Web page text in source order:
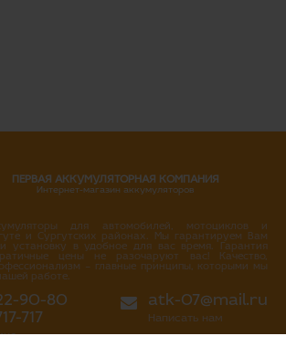
ПЕРВАЯ АККУМУЛЯТОРНАЯ КОМПАНИЯ
Интернет-магазин аккумуляторов
для автомобилей, мотоциклов и
и Сургутских районах. Мы гарантируем Вам
установку в удобное для вас время. Гарантия
цены не разочаруют вас! Качество,
– главные принципы, которыми мы
работе.
90-80
717
atk-07@mail.ru
Написать нам